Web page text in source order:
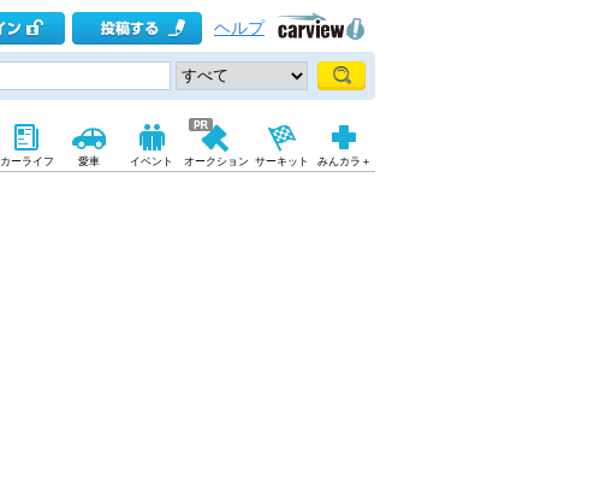
ヘルプ
カーライフ 愛車 イベント オークション サーキット みんカラ＋